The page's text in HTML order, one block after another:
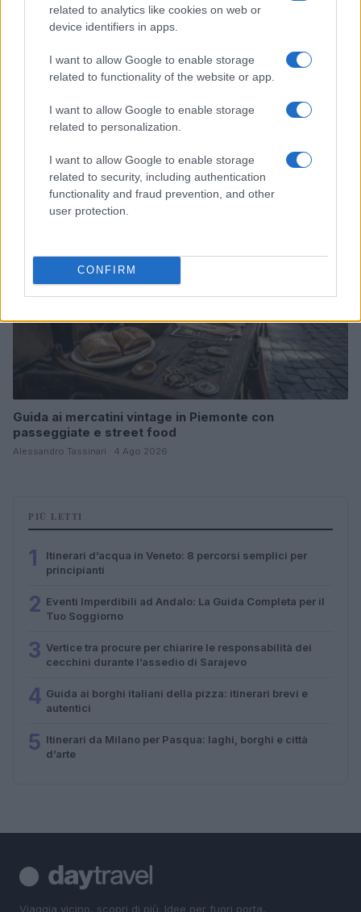
related to analytics like cookies on web or
device identifiers in apps.
I want to allow Google to enable storage
related to functionality of the website or app.
I want to allow Google to enable storage
related to personalization.
I want to allow Google to enable storage
related to security, including authentication
functionality and fraud prevention, and other
user protection.
CONFIRM
Dalla gloria di Coppi al declino attuale: l’allarme per il
ciclismo italiano
Beatrice Beretta · 4 Ago 2026
FUORI PORTA
Guida ai mercatini vintage in Piemonte con
passeggiate e street food
Alessandro Tassinari · 4 Ago 2026
PIÙ LETTI
1
Itinerari d’acqua in Veneto: 8 percorsi semplici per
principianti
2 Eventi Imperdibili ad Andalo: La Guida Completa per il
Tuo Soggiorno
3 Vertice tra procure per chiarire le responsabilità dei
cecchini durante l’assedio di Sarajevo
4 Guida ai borghi italiani della pizza: itinerari brevi e
autentici
5 Itinerari da Milano per Pasqua: laghi, borghi e città
d’arte
Viaggia vicino, scopri di più. Idee per fuori porta,